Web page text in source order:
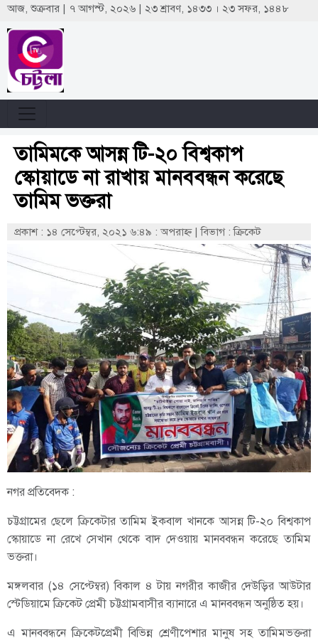
আজ, শুক্রবার | ৭ আগস্ট, ২০২৬ | ২৩ শ্রাবণ, ১৪৩৩ । ২৩ সফর, ১৪৪৮
তামিমকে আসন্ন টি-২০ বিশ্বকাপ
স্কোয়াডে না রাখায় মানববন্ধন করেছে
তামিম ভক্তরা
প্রকাশ : ১৪ সেপ্টেম্বর, ২০২১ ৬:৪৯ : অপরাহ্ণ |বিভাগ : ক্রিকেট
নগর প্রতিবেদক :
চট্টগ্রামের ছেলে ক্রিকেটার তামিম ইকবাল খানকে আসন্ন টি-২০ বিশ্বকাপ
স্কোয়াডে না রেখে সেখান থেকে বাদ দেওয়ায় মানববন্ধন করেছে তামিম
ভক্তরা।
মঙ্গলবার (১৪ সেপ্টেম্বর) বিকাল ৪ টায় নগরীর কাজীর দেউড়ির আউটার
স্টেডিয়ামে ক্রিকেট প্রেমী চট্টগ্রামবাসীর ব্যানারে এ মানববন্ধন অনুষ্ঠিত হয়।
এ মানববন্ধনে ক্রিকেটপ্রেমী বিভিন্ন শ্রেণীপেশার মানুষ সহ তামিমভক্তরা